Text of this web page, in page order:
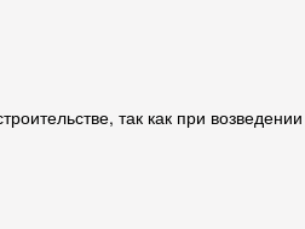
так как при